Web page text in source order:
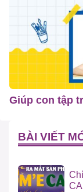
Giúp con tập
BÀI VIẾT